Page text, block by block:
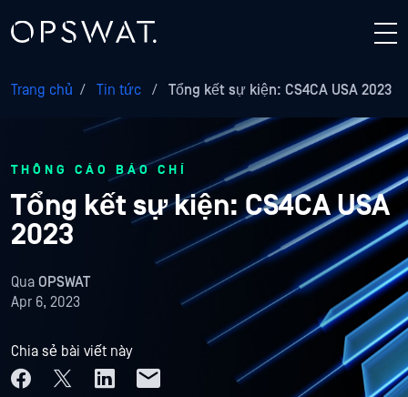
Trang chủ / Tin tức / Tổng kết sự kiện: CS4CA USA 2023
THÔNG CÁO BÁO CHÍ
Tổng kết sự kiện: CS4CA USA
2023
Qua OPSWAT
Apr 6, 2023
Chia sẻ bài viết này